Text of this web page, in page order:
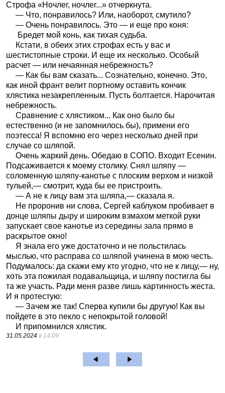
Строфа «Ночлег, ночлег...» отчеркнута.
— Что, понравилось? Или, наоборот, смутило?
— Очень понравилось. Это — и еще про коня:
Бредет мой конь, как тихая судьба.
Кстати, в обеих этих строфах есть у вас и
шестистопные строки. И еще их несколько. Особый
расчет — или нечаянная небрежность?
— Как бы вам сказать... Сознательно, конечно. Это,
как иной франт велит портному оставить кончик
хлястика незакрепленным. Пусть болтается. Нарочитая
небрежность.
Сравнение с хлястиком... Как оно было бы
естественно (и не запомнилось бы), примени его
поэтесса! Я вспомню его через несколько дней при
случае со шляпой.
Очень жаркий день. Обедаю в СОПО. Входит Есенин.
Подсаживается к моему столику. Снял шляпу —
соломенную шляпу-канотье с плоским верхом и низкой
тульей,— смотрит, куда бы ее пристроить.
— А не к лицу вам эта шляпа,— сказала я.
Не проронив ни слова, Сергей каблуком пробивает в
донце шляпы дыру и широким взмахом меткой руки
запускает свое канотье из середины зала прямо в
раскрытое окно!
Я знала его уже достаточно и не польстилась
мыслью, что расправа со шляпой учинена в мою честь.
Подумалось: да скажи ему кто угодно, что не к лицу,— ну,
хоть эта пожилая подавальщица, и шляпу постигла бы
та же участь. Ради меня разве лишь картинность жеста.
И я протестую:
— Зачем же так! Сперва купили бы другую! Как вы
пойдете в это пекло с непокрытой головой!
И припомнился хлястик.
31.05.2024 в 14:09